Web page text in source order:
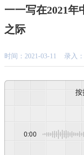
一一写在2021年
之际
时间：2021-03-11 录入
0:00